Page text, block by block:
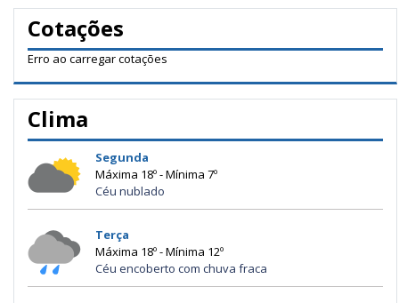
Cotações
Erro ao carregar cotações
Clima
Segunda
Máxima 18º - Mínima 7º
Céu nublado
Terça
Máxima 18º - Mínima 12º
Céu encoberto com chuva fraca